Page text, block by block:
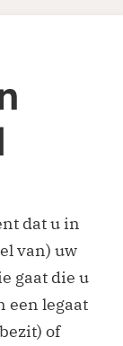
dat u in
van) uw
gaat die u
een legaat
of